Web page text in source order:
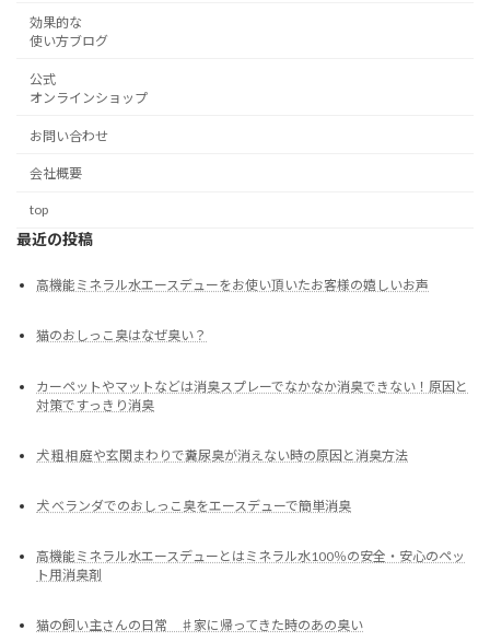
効果的な
使い方ブログ
公式
オンラインショップ
お問い合わせ
会社概要
top
最近の投稿
高機能ミネラル水エースデューをお使い頂いたお客様の嬉しいお声
猫のおしっこ臭はなぜ臭い？
カーペットやマットなどは消臭スプレーでなかなか消臭できない！原因と
対策ですっきり消臭
犬 粗相 庭や玄関まわりで糞尿臭が消えない時の原因と消臭方法
犬 ベランダでのおしっこ臭をエースデューで簡単消臭
高機能ミネラル水エースデューとはミネラル水100％の安全・安心のペッ
ト用消臭剤
猫の飼い主さんの日常 ♯家に帰ってきた時のあの臭い